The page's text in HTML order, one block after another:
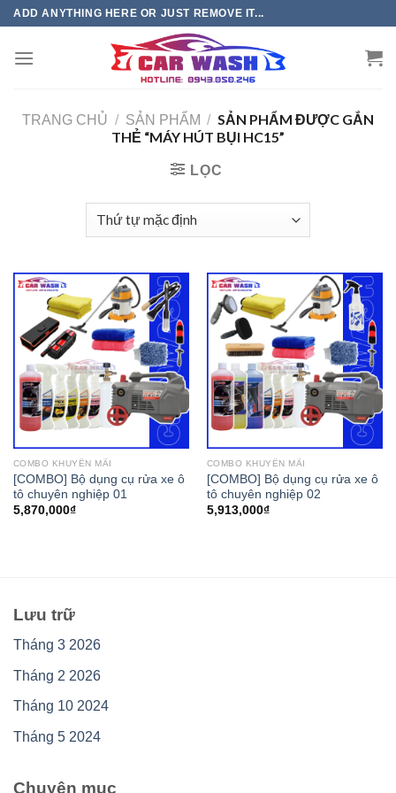
Chuyển
phần
ADD ANYTHING HERE OR JUST REMOVE IT...
TRANG CHỦ / SẢN PHẨM / SẢN PHẨM ĐƯỢC GẮN
THẺ “MÁY HÚT BỤI HC15”
LỌC
COMBO KHUYẾN MÃI
[COMBO] Bộ dụng cụ rửa xe ô
tô chuyên nghiệp 01
5,870,000₫
COMBO KHUYẾN MÃI
[COMBO] Bộ dụng cụ rửa xe ô
tô chuyên nghiệp 02
5,913,000₫
Lưu trữ
Tháng 3 2026
Tháng 2 2026
Tháng 10 2024
Tháng 5 2024
Chuyên mục